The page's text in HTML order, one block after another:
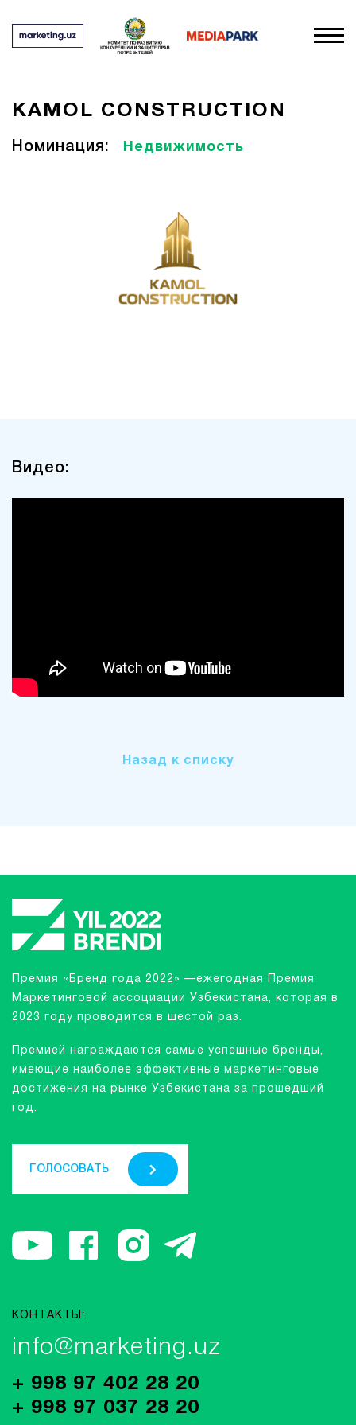
KAMOL CONSTRUCTION
Номинация: Недвижимость
Видео:
Назад к списку
Премия «Бренд года 2022» —ежегодная Премия
Маркетинговой ассоциации Узбекистана, которая в
2023 году проводится в шестой раз.
Премией награждаются самые успешные бренды,
имеющие наиболее эффективные маркетинговые
достижения на рынке Узбекистана за прошедший
год.
ГОЛОСОВАТЬ
КОНТАКТЫ:
info@marketing.uz
+ 998 97 402 28 20
+ 998 97 037 28 20